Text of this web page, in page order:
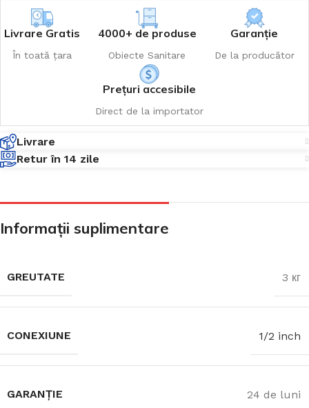
Livrare Gratis
În toată țara
4000+ de produse
Obiecte Sanitare
Garanție
De la producător
Prețuri accesibile
Direct de la importator
Livrare
Retur în 14 zile
Informații suplimentare
GREUTATE 3 кг
CONEXIUNE 1/2 inch
GARANȚIE 24 de luni